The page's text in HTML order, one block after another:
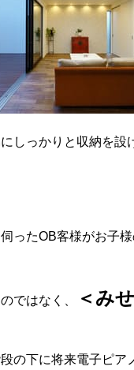
しっかりと収納を設
ったOB客様がお子
ではなく、 ＜み
の下に将来電子ピ